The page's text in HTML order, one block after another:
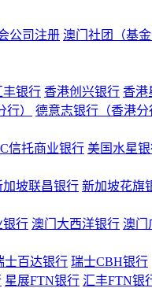
公司注册 澳门社团（基
丰银行 香港创兴银行 香港
）
德意志银行（香港分
信托商业银行 美国水星
加坡联昌银行 新加坡花旗
银行 澳门大西洋银行 澳门
士百达银行 瑞士CBH银行
星展FTN银行 汇丰FTN银